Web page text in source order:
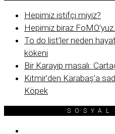
Hepimiz istifçi miyiz?
Hepimiz biraz
To do list’ler neden
kökeni
Bir Karayip masalı:
Kıtmir’den Karabaş’a
Köpek
SOSYAL